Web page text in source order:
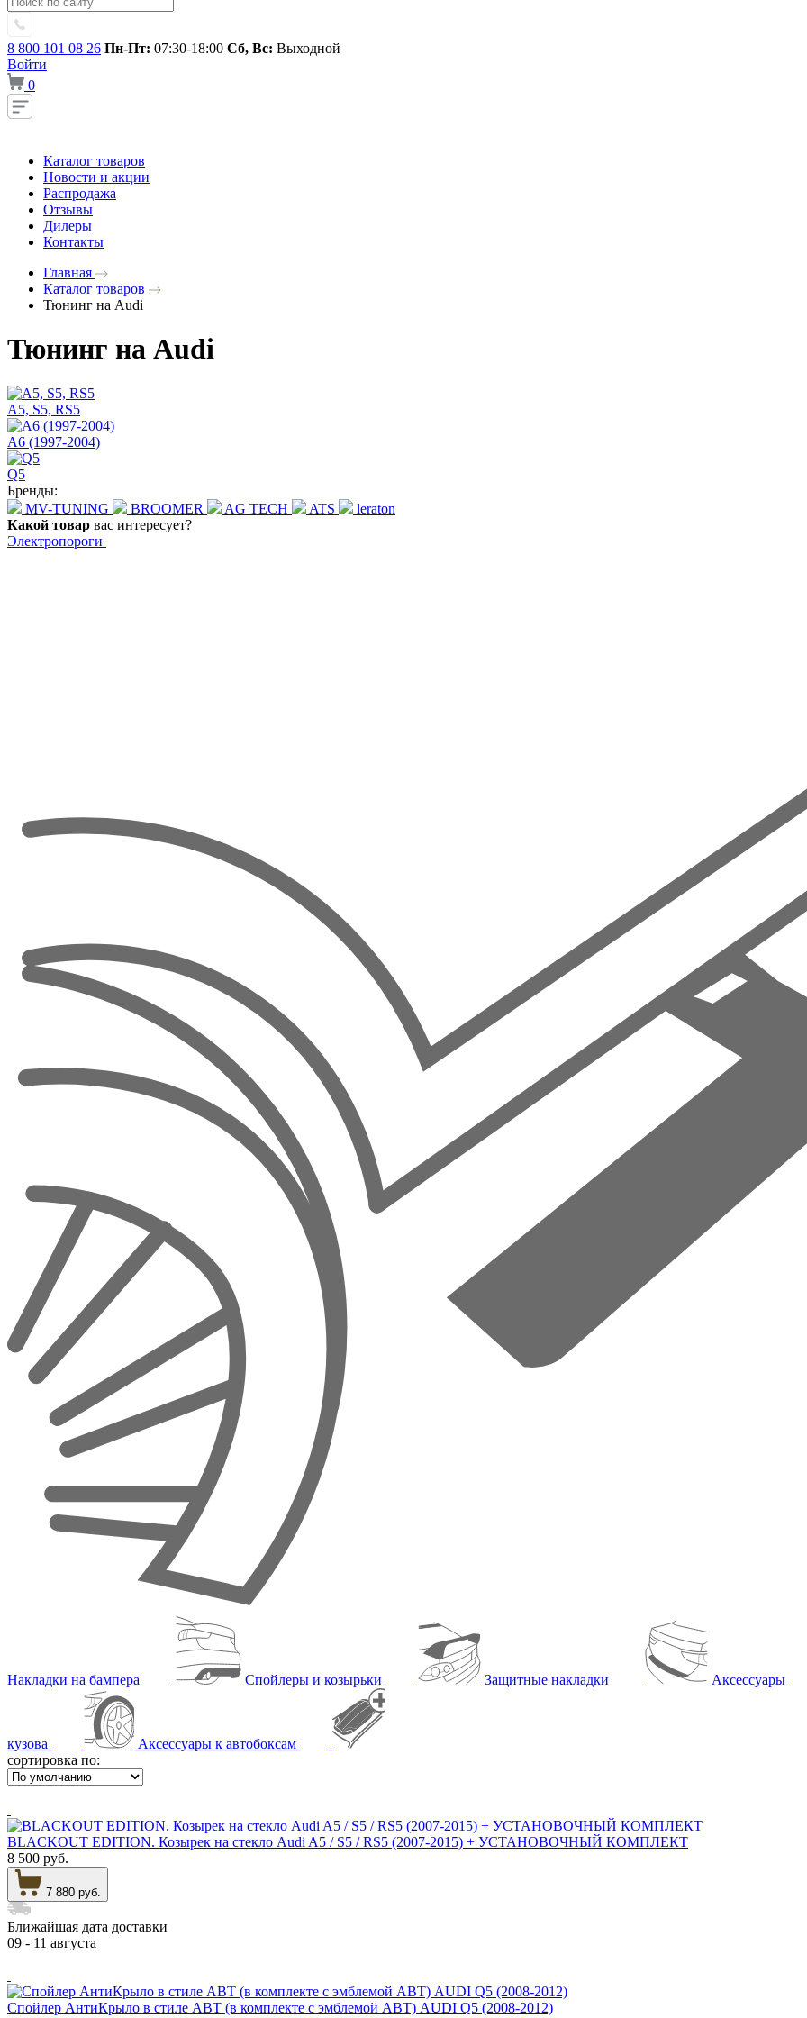
8 800 101 08 26 Пн-Пт: 07:30-18:00 Сб, Вс: Выходной
Войти
0
Каталог товаров
Новости и акции
Распродажа
Отзывы
Дилеры
Контакты
Главная
Каталог товаров
Тюнинг на Audi
Тюнинг на Audi
A5, S5, RS5
A6 (1997-2004)
Q5
Бренды:
MV-TUNING
BROOMER AG TECH ATS
leraton
Какой товар вас интересует?
Электропороги
Накладки на бампера Спойлеры и козырьки Защитные накладки Аксессуары
кузова
Аксессуары к автобоксам
сортировка по:
BLACKOUT EDITION. Козырек на стекло Audi A5 / S5 / RS5 (2007-2015) + УСТАНОВОЧНЫЙ КОМПЛЕКТ
8 500 руб.
7 880 руб.
Ближайшая дата доставки
09 - 11 августа
Спойлер АнтиКрыло в стиле АВТ (в комплекте с эмблемой АВТ) AUDI Q5 (2008-2012)